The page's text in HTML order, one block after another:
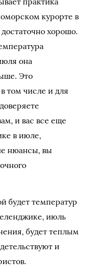
курорте в
хорошо.
она
Это
том числе и для
и вас все еще
в июле,
нюансы, вы
будет температур
июль
будет теплым
и